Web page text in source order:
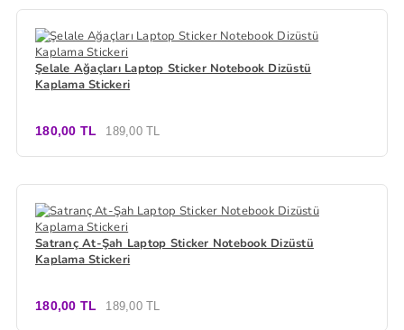
Şelale Ağaçları Laptop Sticker Notebook Dizüstü
Kaplama Stickeri
180,00 TL 189,00 TL
Satranç At-Şah Laptop Sticker Notebook Dizüstü
Kaplama Stickeri
180,00 TL 189,00 TL